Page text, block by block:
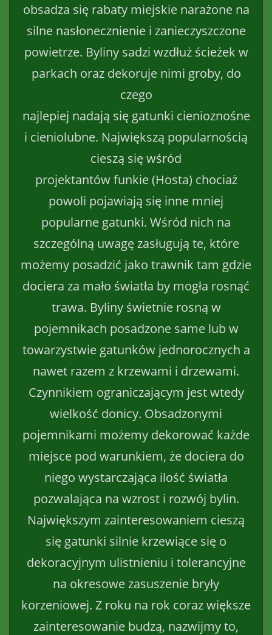
obsadza się rabaty miejskie narażone na
silne nasłonecznienie i zanieczyszczone
powietrze. Byliny sadzi wzdłuż ścieżek w
parkach oraz dekoruje nimi groby, do
czego
najlepiej nadają się gatunki cienioznośne
i cieniolubne. Największą popularnością
cieszą się wśród
projektantów funkie (Hosta) chociaż
powoli pojawiają się inne mniej
popularne gatunki. Wśród nich na
szczególną uwagę zasługują te, które
możemy posadzić jako trawnik tam gdzie
dociera za mało światła by mogła rosnąć
trawa. Byliny świetnie rosną w
pojemnikach posadzone same lub w
towarzystwie gatunków jednorocznych a
nawet razem z krzewami i drzewami.
Czynnikiem ograniczającym jest wtedy
wielkość donicy. Obsadzonymi
pojemnikami możemy dekorować każde
miejsce pod warunkiem, że dociera do
niego wystarczająca ilość światła
pozwalająca na wzrost i rozwój bylin.
Największym zainteresowaniem cieszą
się gatunki silnie krzewiące się o
dekoracyjnym ulistnieniu i tolerancyjne
na okresowe zasuszenie bryły
korzeniowej. Z roku na rok coraz większe
zainteresowanie budzą, nazwijmy to,